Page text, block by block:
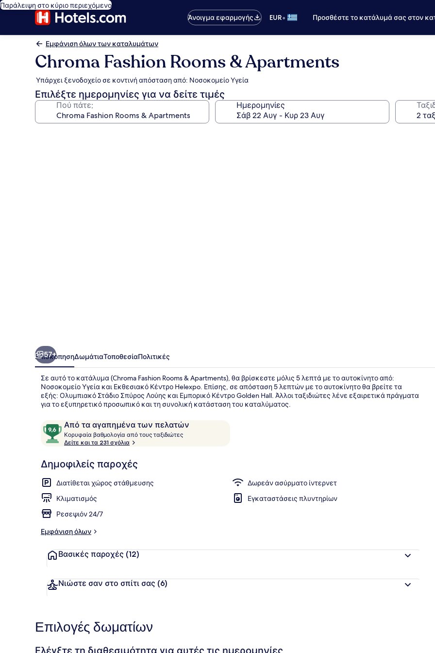
Παράλειψη στο κύριο περιεχόμενο
Άνοιγμα εφαρμογής
EUR• Προσθέστε το κατάλυμά σας στον
Εμφάνιση όλων των καταλυμάτων
Chroma Fashion Rooms & Apartments
Υπάρχει ξενοδοχείο σε κοντινή απόσταση από: Νοσοκομείο Υγεία
Επιλέξτε ημερομηνίες για να δείτε τιμές
Πού πάτε; Ημερομηνίες
Ψυγείο
57+
ΕπισκόπησηΔωμάτιαΤοποθεσίαΠολιτικές
Σε αυτό το κατάλυμα (Chroma Fashion Rooms & Apartments), θα βρίσκεστε μόλις 5 λεπτά με το αυτοκίνητο από:
Νοσοκομείο Υγεία και Εκθεσιακό Κέντρο Helexpo. Επίσης, σε απόσταση 5 λεπτών με το αυτοκίνητο θα βρείτε τα
εξής: Ολυμπιακό Στάδιο Σπύρος Λούης και Εμπορικό Κέντρο Golden Hall. Άλλοι ταξιδιώτες λένε εξαιρετικά πράγματα
για το εξυπηρετικό προσωπικό και τη συνολική κατάσταση του καταλύματος.
ΣχόλιαΑπό τα αγαπημένα των πελατών
9,6
στα
10,
τα
των
πελατών
Κορυφαία βαθμολογία από τους ταξιδιώτες
ο
Δείτε και τα 231 σχόλια
Δημοφιλείς παροχές
Διατίθεται χώρος στάθμευσης
Δωρεάν ασύρματο ίντερνετ
Κλιματισμός
Εγκαταστάσεις πλυντηρίων
Ρεσεψιόν 24/7
Εμφάνιση όλων
Βασικές παροχές (12)
Νιώστε σαν στο σπίτι σας (6)
Επιλογές δωματίων
Ελέγξτε τη διαθεσιμότητα για αυτές τις ημερομηνίες